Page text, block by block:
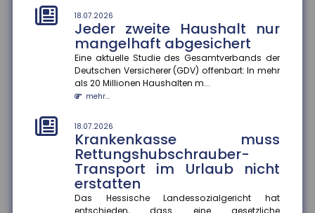
18.07.2026
Jeder zweite Haushalt nur
mangelhaft abgesichert
Eine aktuelle Studie des Gesamtverbands der
Deutschen Versicherer (GDV) offenbart: In mehr
als 20 Millionen Haushalten m...
mehr...
18.07.2026
Krankenkasse muss
Rettungshubschrauber-
Transport im Urlaub nicht
erstatten
Das Hessische Landessozialgericht hat
entschieden, dass eine gesetzliche
verlangen
Der Bundesgerichtshof hat entschieden, dass
Wohnungseigentümer unter bestimmten
Voraussetzungen den Einbau eines Klima-S...
mehr...
18.07.2026
Hitze in Europa
Extreme Hitzeperioden nehmen in Europa zu. Eine
aktuelle Studie zeigt, dass viele
Kommunikationskampagnen zum Hitzeschut...
mehr...
14.07.2026